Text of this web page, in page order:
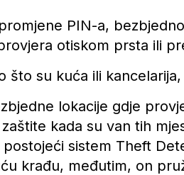
PIN-a,
otiskom prsta ili
što su kuća ili
lokacije gdje
kada su van tih
sistem Theft
krađu, međutim, on